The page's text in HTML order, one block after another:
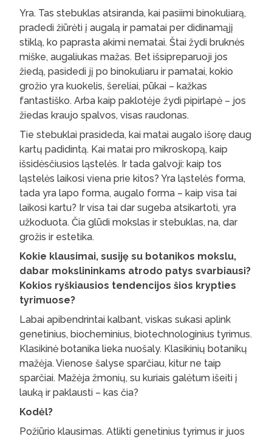
Yra. Tas stebuklas atsiranda, kai pasiimi binokuliarą,
pradedi žiūrėti į augalą ir pamatai per didinamąjį
stiklą, ko paprasta akimi nematai. Štai žydi bruknės
miške, augaliukas mažas. Bet išsipreparuoji jos
žiedą, pasidedi jį po binokuliaru ir pamatai, kokio
grožio yra kuokelis, šereliai, pūkai – kažkas
fantastiško. Arba kaip paklotėje žydi pipirlapė – jos
žiedas kraujo spalvos, visas raudonas.
Tie stebuklai prasideda, kai matai augalo išorę daug
kartų padidintą. Kai matai pro mikroskopą, kaip
išsidėsčiusios ląstelės. Ir tada galvoji: kaip tos
ląstelės laikosi viena prie kitos? Yra ląstelės forma,
tada yra lapo forma, augalo forma – kaip visa tai
laikosi kartu? Ir visa tai dar sugeba atsikartoti, yra
užkoduota. Čia glūdi mokslas ir stebuklas, na, dar
grožis ir estetika.
Kokie klausimai, susiję su botanikos mokslu,
dabar mokslininkams atrodo patys svarbiausi?
Kokios ryškiausios tendencijos šios krypties
tyrimuose?
Labai apibendrintai kalbant, viskas sukasi aplink
genetinius, biocheminius, biotechnologinius tyrimus.
Klasikinė botanika lieka nuošaly. Klasikinių botanikų
mažėja. Vienose šalyse sparčiau, kitur ne taip
sparčiai. Mažėja žmonių, su kuriais galėtum išeiti į
lauką ir paklausti – kas čia?
Kodėl?
Požiūrio klausimas. Atlikti genetinius tyrimus ir juos